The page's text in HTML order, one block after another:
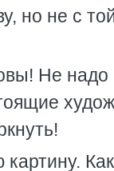
но не с
Не